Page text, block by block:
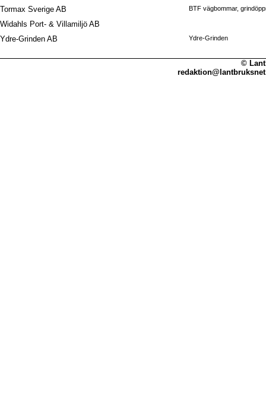
Tormax Sverige AB
BTF vägbommar,
Widahls Port- & Villamiljö AB
Ydre-Grinden AB
Ydre-Grinden
©